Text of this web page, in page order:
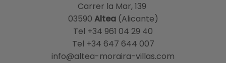
Carrer la Mar, 139
03590 Altea(Alicante)
Tel +34 961 04 29 40
Tel +34 647 644 007
info@altea-moraira-villas.com